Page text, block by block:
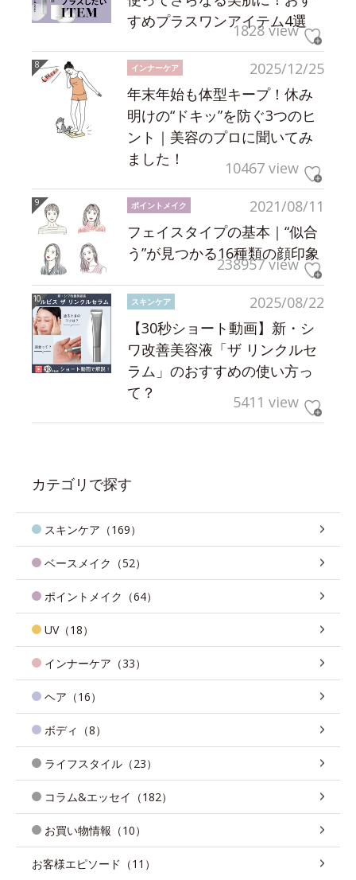
すめプラスワンアイテム4選
1828 view
2025/12/25
インナーケア
年末年始も体型キープ！休み
明けの“ドキッ”を防ぐ3つのヒ
ント｜美容のプロに聞いてみ
ました！
10467 view
2021/08/11
ポイントメイク
フェイスタイプの基本｜“似合
う”が見つかる16種類の顔印象
238957 view
2025/08/22
スキンケア
【30秒ショート動画】新・シ
ワ改善美容液「ザ リンクルセ
ラム」のおすすめの使い方っ
て？
5411 view
カテゴリで探す
スキンケア（169）
ベースメイク（52）
ポイントメイク（64）
UV（18）
インナーケア（33）
ヘア（16）
ボディ（8）
ライフスタイル（23）
コラム&エッセイ（182）
お買い物情報（10）
お客様エピソード（11）